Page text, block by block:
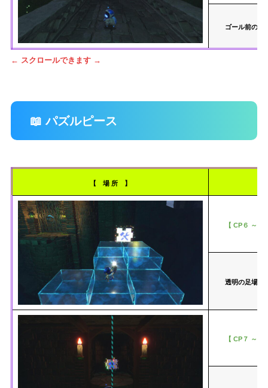
ゴール前の「
← スクロールできます →
📖 パズルピース
【 場 所 】
【 CP６ ～
透明の足場の
【 CP７ ～